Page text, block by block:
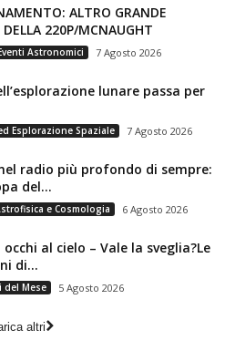
ALTRO GRANDE
220P/MCNAUGHT
Astronomici 7 Agosto 2026
lunare passa per
Esplorazione Spaziale 7 Agosto 2026
radio più profondo di sempre:
del...
e Cosmologia 6 Agosto 2026
al cielo – Vale la sveglia?Le
di...
del Mese 5 Agosto 2026
altri